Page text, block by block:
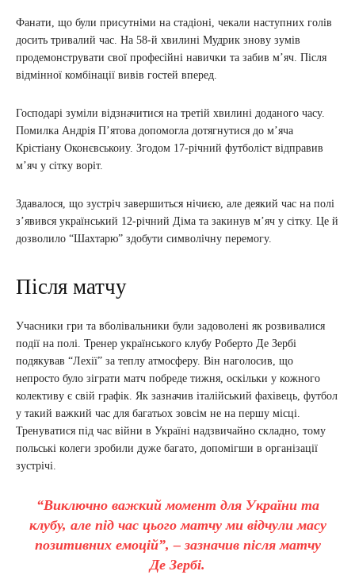
Фанати, що були присутніми на стадіоні, чекали наступних голів
досить тривалий час. На 58-й хвилині Мудрик знову зумів
продемонструвати свої професійні навички та забив м’яч. Після
відмінної комбінації вивів гостей вперед.
Господарі зуміли відзначитися на третій хвилині доданого часу.
Помилка Андрія П’ятова допомогла дотягнутися до м’яча
Крістіану Оконєвськоиу. Згодом 17-річний футболіст відправив
м’яч у сітку воріт.
Здавалося, що зустріч завершиться нічиєю, але деякий час на полі
з’явився український 12-річний Діма та закинув м’яч у сітку. Це й
дозволило “Шахтарю” здобути символічну перемогу.
Після матчу
Учасники гри та вболівальники були задоволені як розвивалися
події на полі. Тренер українського клубу Роберто Де Зербі
подякував “Лехії” за теплу атмосферу. Він наголосив, що
непросто було зіграти матч побреде тижня, оскільки у кожного
колективу є свій графік. Як зазначив італійський фахівець, футбол
у такий важкий час для багатьох зовсім не на першу місці.
Тренуватися під час війни в Україні надзвичайно складно, тому
польські колеги зробили дуже багато, допомігши в організації
зустрічі.
“Виключно важкий момент для України та
клубу, але під час цього матчу ми відчули масу
позитивних емоцій”, – зазначив після матчу
Де Зербі.